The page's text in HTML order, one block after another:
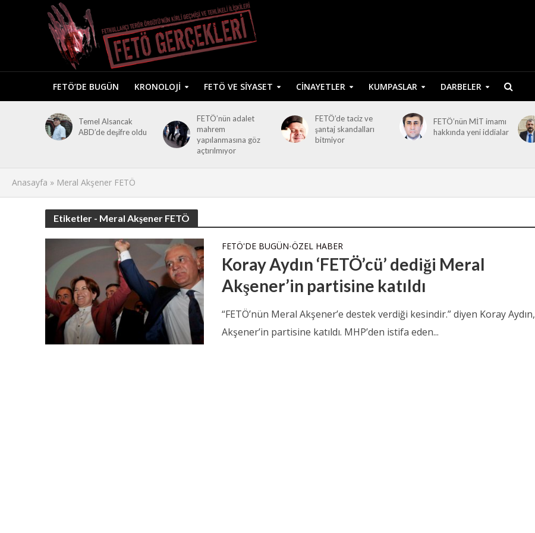
FETÖ’DE BUGÜN KRONOLOJI FETÖ VE SIYASET CINAYETLER KUMPASLAR DARBELER
Temel Alsancak
ABD’de deşifre oldu
FETÖ’nün adalet
mahrem
yapılanmasına göz
açtırılmıyor
FETÖ’de taciz ve
şantaj skandalları
bitmiyor
FETÖ’nün MİT imamı
hakkında yeni iddialar
Anasayfa » Meral Akşener FETÖ
Etiketler - Meral Akşener FETÖ
FETÖ'DE BUGÜN•ÖZEL HABER
Koray Aydın ‘FETÖ’cü’ dediği Meral
Akşener’in partisine katıldı
“FETÖ’nün Meral Akşener’e destek verdiği kesindir.” diyen Koray Aydın,
Akşener’in partisine katıldı. MHP’den istifa eden...